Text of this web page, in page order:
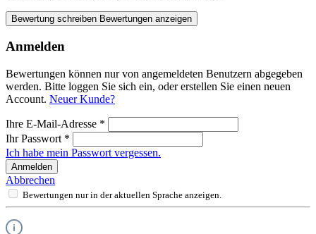
Bewertung schreiben Bewertungen anzeigen
Anmelden
Bewertungen können nur von angemeldeten Benutzern abgegeben
werden. Bitte loggen Sie sich ein, oder erstellen Sie einen neuen
Account. Neuer Kunde?
Ihre E-Mail-Adresse *
Ihr Passwort *
Ich habe mein Passwort vergessen.
Anmelden
Abbrechen
Bewertungen nur in der aktuellen Sprache anzeigen.